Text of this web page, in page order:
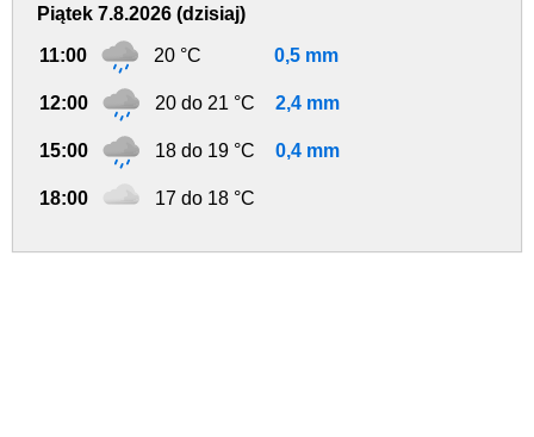
Piątek 7.8.2026 (dzisiaj)
11:00 20 °C 0,5 mm
12:00 20 do 21 °C 2,4 mm
15:00 18 do 19 °C 0,4 mm
18:00 17 do 18 °C